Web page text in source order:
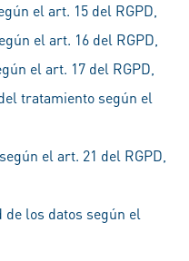
el art. 15 del RGPD,
el art. 16 del RGPD,
el art. 17 del RGPD,
tratamiento según el
el art. 21 del RGPD,
los datos según el